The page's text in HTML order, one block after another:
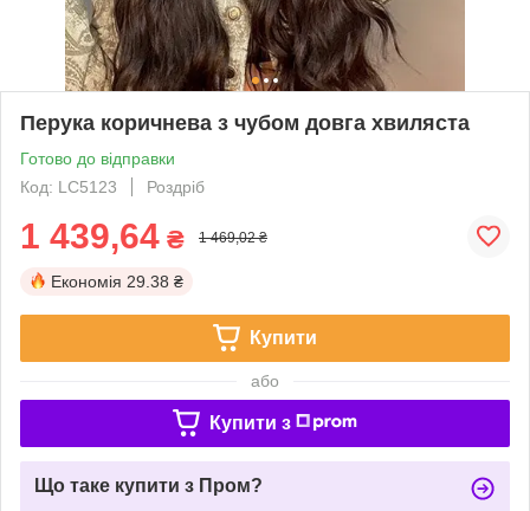
Перука коричнева з чубом довга хвиляста
Готово до відправки
Код: LC5123
Роздріб
1 439,64 ₴ 1 469,02 ₴
Економія 29.38 ₴
Купити
або
Купити з
Що таке купити з Пром?